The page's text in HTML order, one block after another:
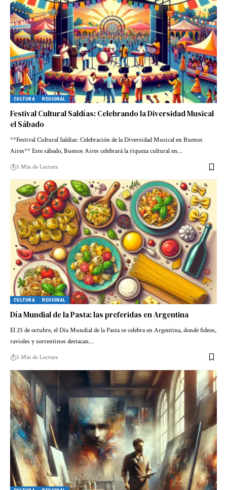
CULTURA REGIONAL
Festival Cultural Saldías: Celebrando la Diversidad Musical
el Sábado
**Festival Cultural Saldías: Celebración de la Diversidad Musical en Buenos
Aires** Este sábado, Buenos Aires celebrará la riqueza cultural en…
5 Min de Lectura
CULTURA REGIONAL
Día Mundial de la Pasta: las preferidas en Argentina
El 25 de octubre, el Día Mundial de la Pasta se celebra en Argentina, donde fideos,
ravioles y sorrentinos destacan…
5 Min de Lectura